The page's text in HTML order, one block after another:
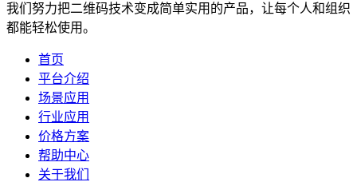
我们努力把二维码技术变成简单实用的产品，让每个人和组织
都能轻松使用。
首页
平台介绍
场景应用
行业应用
价格方案
帮助中心
关于我们